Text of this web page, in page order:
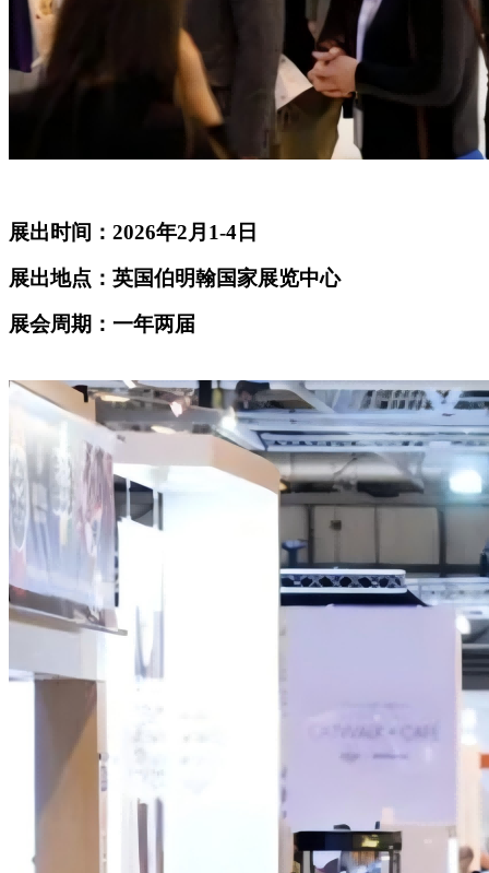
展出时间：2026年2月1-4日
展出地点：英国伯明翰国家展览中心
展会周期：一年两届